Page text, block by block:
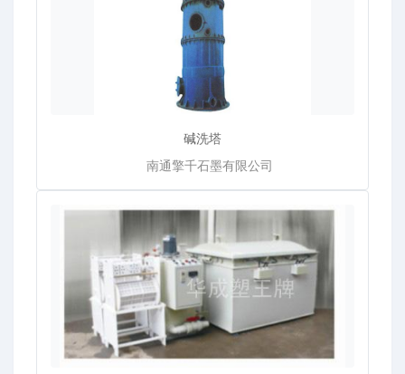
碱洗塔
南通擎千石墨有限公司